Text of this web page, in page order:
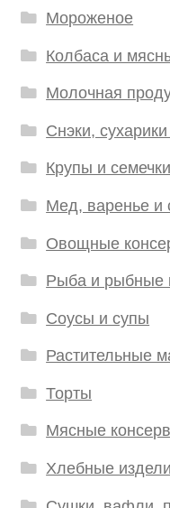
Мороженое
Колбаса и
Молочная
Снэки,
Крупы и семечки
Мед, варенье и
Овощные
Рыба и рыбные
Соусы и супы
Растительные
Торты
Мясные
Хлебные